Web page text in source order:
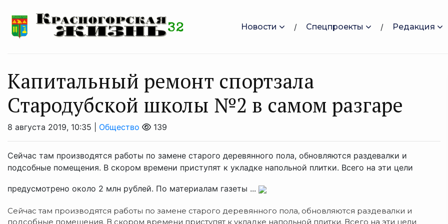
Новости Спецпроекты Редакция
Капитальный ремонт спортзала
Стародубской школы №2 в самом разгаре
8 августа 2019, 10:35 | Общество 139
Сейчас там производятся работы по замене старого деревянного пола, обновляются раздевалки и
подсобные помещения. В скором времени приступят к укладке напольной плитки. Всего на эти цели
предусмотрено около 2 млн рублей. По материалам газеты ...
Сейчас там производятся работы по замене старого деревянного пола, обновляются раздевалки и
подсобные помещения. В скором времени приступят к укладке напольной плитки. Всего на эти цели